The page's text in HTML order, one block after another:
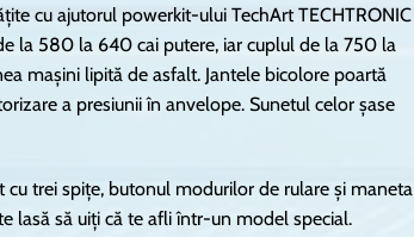
cu ajutorul powerkit-ului TechArt TECHTRONIC
la 580 la 640 cai putere, iar cuplul de la 750 la
mașini lipită de asfalt. Jantele bicolore poartă
a presiunii în anvelope. Sunetul celor șase
trei spițe, butonul modurilor de rulare și maneta
lasă să uiți că te afli într-un model special.